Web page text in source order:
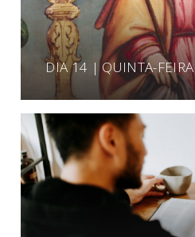
DIA 14 | QUINTA-FEIRA